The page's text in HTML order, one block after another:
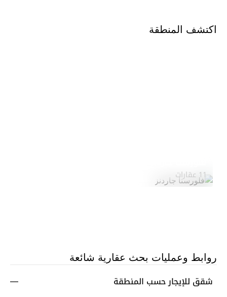
اكتشف المنطقة
11 عقارات
روابط وعمليات بحث عقارية شائعة
شقق للإيجار حسب المنطقة